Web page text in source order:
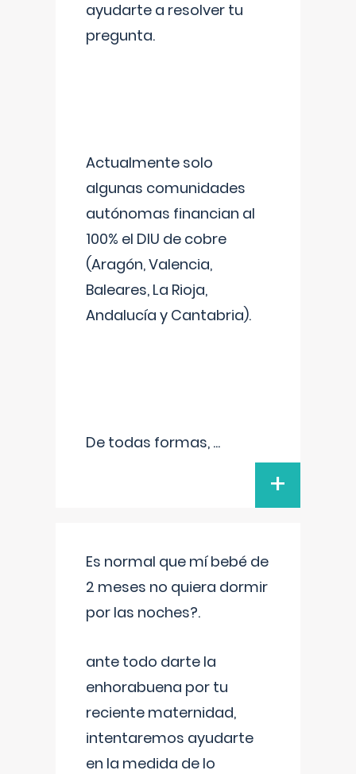
ayudarte a resolver tu
pregunta.
Actualmente solo
algunas comunidades
autónomas financian al
100% el DIU de cobre
(Aragón, Valencia,
Baleares, La Rioja,
Andalucía y Cantabria).
De todas formas, ...
+
Es normal que mí bebé de
2 meses no quiera dormir
por las noches?.
ante todo darte la
enhorabuena por tu
reciente maternidad,
intentaremos ayudarte
en la medida de lo